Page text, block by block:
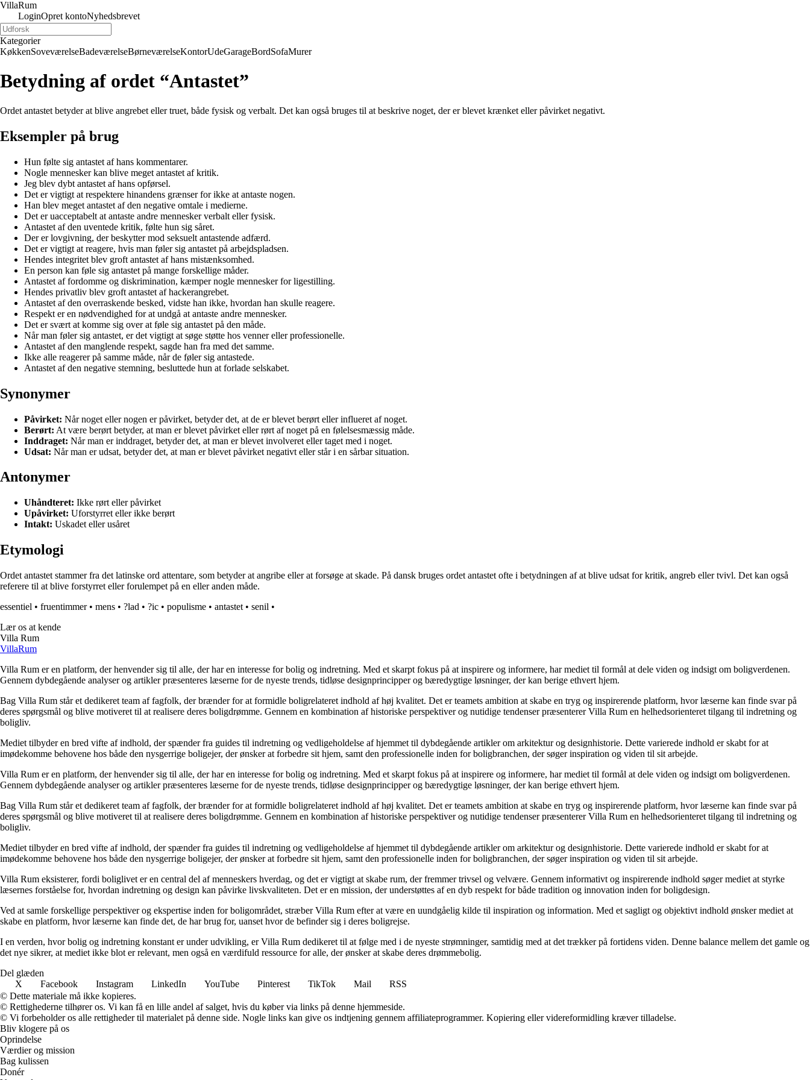
VillaRum
LoginOpret kontoNyhedsbrevet
Kategorier
KøkkenSoveværelseBadeværelseBørneværelseKontorUdeGarageBordSofaMurer
Betydning af ordet “Antastet”
Ordet antastet betyder at blive angrebet eller truet, både fysisk og verbalt. Det kan også bruges til at beskrive noget, der er blevet krænket eller påvirket negativt.
Eksempler på brug
Hun følte sig antastet af hans kommentarer.
Nogle mennesker kan blive meget antastet af kritik.
Jeg blev dybt antastet af hans opførsel.
Det er vigtigt at respektere hinandens grænser for ikke at antaste nogen.
Han blev meget antastet af den negative omtale i medierne.
Det er uacceptabelt at antaste andre mennesker verbalt eller fysisk.
Antastet af den uventede kritik, følte hun sig såret.
Der er lovgivning, der beskytter mod seksuelt antastende adfærd.
Det er vigtigt at reagere, hvis man føler sig antastet på arbejdspladsen.
Hendes integritet blev groft antastet af hans mistænksomhed.
En person kan føle sig antastet på mange forskellige måder.
Antastet af fordomme og diskrimination, kæmper nogle mennesker for ligestilling.
Hendes privatliv blev groft antastet af hackerangrebet.
Antastet af den overraskende besked, vidste han ikke, hvordan han skulle reagere.
Respekt er en nødvendighed for at undgå at antaste andre mennesker.
Det er svært at komme sig over at føle sig antastet på den måde.
Når man føler sig antastet, er det vigtigt at søge støtte hos venner eller professionelle.
Antastet af den manglende respekt, sagde han fra med det samme.
Ikke alle reagerer på samme måde, når de føler sig antastede.
Antastet af den negative stemning, besluttede hun at forlade selskabet.
Synonymer
Påvirket: Når noget eller nogen er påvirket, betyder det, at de er blevet berørt eller influeret af noget.
Berørt: At være berørt betyder, at man er blevet påvirket eller rørt af noget på en følelsesmæssig måde.
Inddraget: Når man er inddraget, betyder det, at man er blevet involveret eller taget med i noget.
Udsat: Når man er udsat, betyder det, at man er blevet påvirket negativt eller står i en sårbar situation.
Antonymer
Uhåndteret: Ikke rørt eller påvirket
Upåvirket: Uforstyrret eller ikke berørt
Intakt: Uskadet eller usåret
Etymologi
Ordet antastet stammer fra det latinske ord attentare, som betyder at angribe eller at forsøge at skade. På dansk bruges ordet antastet ofte i betydningen af at blive udsat for kritik, angreb eller tvivl. Det kan også
referere til at blive forstyrret eller forulempet på en eller anden måde.
essentiel • fruentimmer• mens • ?lad • ?ic • populisme • antastet • senil •
Lær os at kende
Villa Rum
VillaRum
Villa Rum er en platform, der henvender sig til alle, der har en interesse for bolig og indretning. Med et skarpt fokus på at inspirere og informere, har mediet til formål at dele viden og indsigt om boligverdenen.
Gennem dybdegående analyser og artikler præsenteres læserne for de nyeste trends, tidløse designprincipper og bæredygtige løsninger, der kan berige ethvert hjem.
Bag Villa Rum står et dedikeret team af fagfolk, der brænder for at formidle boligrelateret indhold af høj kvalitet. Det er teamets ambition at skabe en tryg og inspirerende platform, hvor læserne kan finde svar på
deres spørgsmål og blive motiveret til at realisere deres boligdrømme. Gennem en kombination af historiske perspektiver og nutidige tendenser præsenterer Villa Rum en helhedsorienteret tilgang til indretning og
boligliv.
Mediet tilbyder en bred vifte af indhold, der spænder fra guides til indretning og vedligeholdelse af hjemmet til dybdegående artikler om arkitektur og designhistorie. Dette varierede indhold er skabt for at
imødekomme behovene hos både den nysgerrige boligejer, der ønsker at forbedre sit hjem, samt den professionelle inden for boligbranchen, der søger inspiration og viden til sit arbejde.
Villa Rum er en platform, der henvender sig til alle, der har en interesse for bolig og indretning. Med et skarpt fokus på at inspirere og informere, har mediet til formål at dele viden og indsigt om boligverdenen.
Gennem dybdegående analyser og artikler præsenteres læserne for de nyeste trends, tidløse designprincipper og bæredygtige løsninger, der kan berige ethvert hjem.
Bag Villa Rum står et dedikeret team af fagfolk, der brænder for at formidle boligrelateret indhold af høj kvalitet. Det er teamets ambition at skabe en tryg og inspirerende platform, hvor læserne kan finde svar på
deres spørgsmål og blive motiveret til at realisere deres boligdrømme. Gennem en kombination af historiske perspektiver og nutidige tendenser præsenterer Villa Rum en helhedsorienteret tilgang til indretning og
boligliv.
Mediet tilbyder en bred vifte af indhold, der spænder fra guides til indretning og vedligeholdelse af hjemmet til dybdegående artikler om arkitektur og designhistorie. Dette varierede indhold er skabt for at
imødekomme behovene hos både den nysgerrige boligejer, der ønsker at forbedre sit hjem, samt den professionelle inden for boligbranchen, der søger inspiration og viden til sit arbejde.
Villa Rum eksisterer, fordi boliglivet er en central del af menneskers hverdag, og det er vigtigt at skabe rum, der fremmer trivsel og velvære. Gennem informativt og inspirerende indhold søger mediet at styrke
læsernes forståelse for, hvordan indretning og design kan påvirke livskvaliteten. Det er en mission, der understøttes af en dyb respekt for både tradition og innovation inden for boligdesign.
Ved at samle forskellige perspektiver og ekspertise inden for boligområdet, stræber Villa Rum efter at være en uundgåelig kilde til inspiration og information. Med et sagligt og objektivt indhold ønsker mediet at
skabe en platform, hvor læserne kan finde det, de har brug for, uanset hvor de befinder sig i deres boligrejse.
I en verden, hvor bolig og indretning konstant er under udvikling, er Villa Rum dedikeret til at følge med i de nyeste strømninger, samtidig med at det trækker på fortidens viden. Denne balance mellem det gamle og
det nye sikrer, at mediet ikke blot er relevant, men også en værdifuld ressource for alle, der ønsker at skabe deres drømmebolig.
Del glæden
X
Facebook Instagram LinkedIn YouTube Pinterest TikTok Mail
RSS
© Dette materiale må ikke kopieres.
© Rettighederne tilhører os. Vi kan få en lille andel af salget, hvis du køber via links på denne hjemmeside.
© Vi forbeholder os alle rettigheder til materialet på denne side. Nogle links kan give os indtjening gennem affiliateprogrammer. Kopiering eller videreformidling kræver tilladelse.
Bliv klogere på os
Oprindelse
Værdier og mission
Bag kulissen
Donér